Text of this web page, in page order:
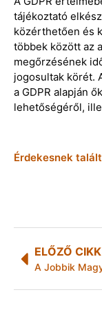
tájékoztató
közérthetően és
többek között az
megőrzésének
jogosultak körét.
a GDPR alapján
lehetőségéről,
Érdekesnek
ELŐZŐ CIKK